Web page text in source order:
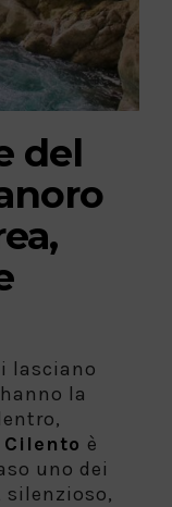
del
lasciano
la
Cilento è
uno dei